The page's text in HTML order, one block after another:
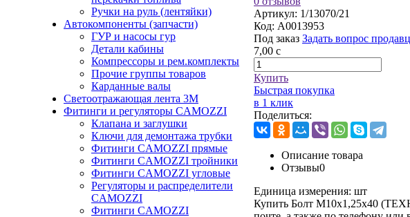
Ручки на руль (лентяйки)
Автокомпоненты (запчасти)
ГУР и насосы гур
Детали кабины
Компрессоры и рем.комплекты
Прочие группы товаров
Карданные валы
Светоотражающая лента 3М
Фитинги и регуляторы CAMOZZI
Клапана и заглушки
Ключи для демонтажа трубки
Фитинги CAMOZZI прямые
Фитинги CAMOZZI тройники
Фитинги CAMOZZI угловые
Регуляторы и распределители
CAMOZZI
Фитинги CAMOZZI
Артикул: 1/13070/21
Код: A0013953
Под заказ Задать вопрос
7,00 c
Купить
Быстрая покупка
в 1 клик
Поделиться:
Описание товара
Отзывы0
Единица измерения: шт
Купить Болт М10х1,25х40